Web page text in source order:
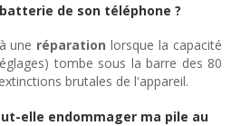
de son téléphone ?
une réparation lorsque la capacité
tombe sous la barre des 80
brutales de l'appareil.
elle endommager ma pile au